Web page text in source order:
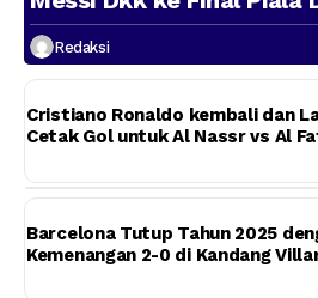
Redaksi
Cristiano Ronaldo kembali dan
Cetak Gol untuk Al Nassr vs Al
Barcelona Tutup Tahun 2025
Kemenangan 2-0 di Kandang